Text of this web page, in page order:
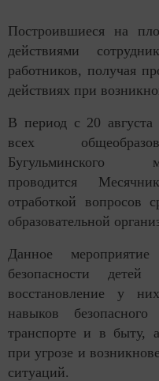
Построившиеся на
действиями
работников, получая
действиях при
В период с 20
всех
Бугульминского
проводится
отработкой вопросов
образовательной
Данное
безопасности
восстановление у
навыков
транспорте и в быту,
при угрозе и
ситуаций.